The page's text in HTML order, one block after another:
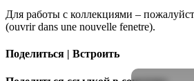
Для работы с коллекциями –
(ouvrir dans une nouvelle fenetre).
Поделиться | Встроить